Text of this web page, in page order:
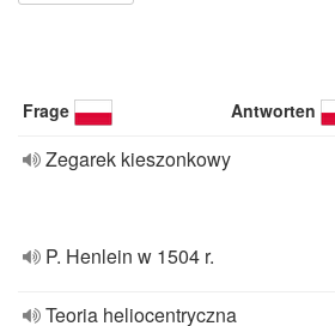
Frage Antworten
Zegarek kieszonkowy
P. Henlein w 1504 r.
Teoria heliocentryczna